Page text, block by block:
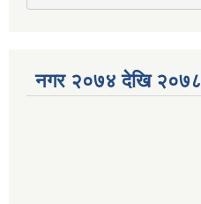
नगर २०७४ देखि २०७८